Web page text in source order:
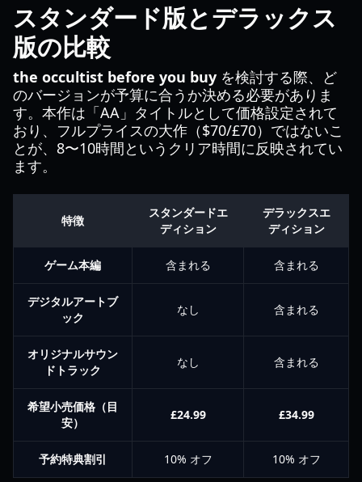
スタンダード版とデラックス
版の比較
the occultist before you buy を検討する際、ど
のバージョンが予算に合うか決める必要がありま
す。本作は「AA」タイトルとして価格設定されて
おり、フルプライスの大作（$70/£70）ではないこ
とが、8〜10時間というクリア時間に反映されてい
ます。
特徴
スタンダードエ
ディション
デラックスエ
ディション
ゲーム本編 含まれる 含まれる
デジタルアートブ
ック
なし 含まれる
オリジナルサウン
ドトラック
なし 含まれる
希望小売価格（目
安）
£24.99 £34.99
予約特典割引 10% オフ 10% オフ